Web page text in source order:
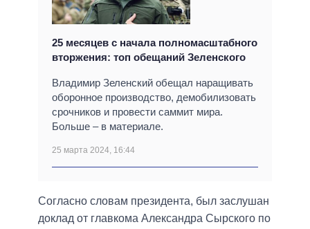
25 месяцев с начала полномасштабного
вторжения: топ обещаний Зеленского
Владимир Зеленский обещал наращивать
оборонное производство, демобилизовать
срочников и провести саммит мира.
Больше – в материале.
25 марта 2024, 16:44
Согласно словам президента, был заслушан
доклад от главкома Александра Сырского по